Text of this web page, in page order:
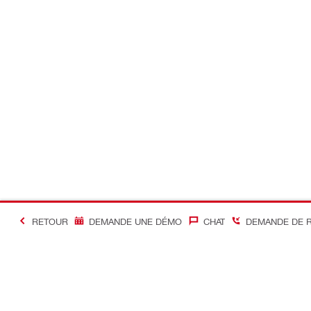
RETOUR DEMANDE UNE DÉMO CHAT DEMANDE DE